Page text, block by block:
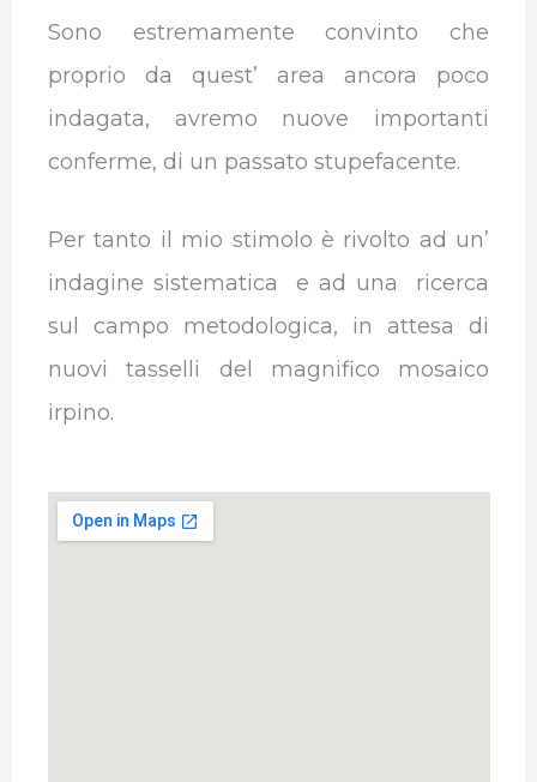
Sono estremamente convinto che
proprio da quest’ area ancora poco
indagata, avremo nuove importanti
conferme, di un passato stupefacente.
Per tanto il mio stimolo è rivolto ad un’
indagine sistematica e ad una ricerca
sul campo metodologica, in attesa di
nuovi tasselli del magnifico mosaico
irpino.